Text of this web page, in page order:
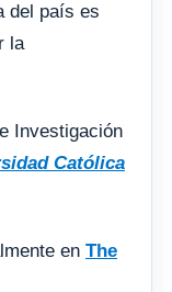
del país es
la
Investigación
Católica
en The